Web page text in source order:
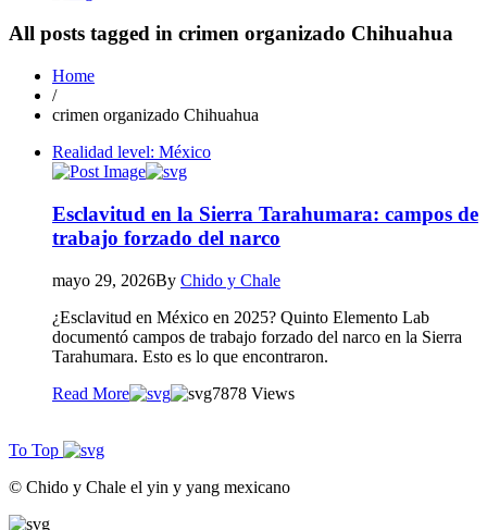
All posts tagged in crimen organizado Chihuahua
Home
/
crimen organizado Chihuahua
Realidad level: México
Esclavitud en la Sierra Tarahumara: campos de
trabajo forzado del narco
mayo 29, 2026By Chido y Chale
¿Esclavitud en México en 2025? Quinto Elemento Lab
documentó campos de trabajo forzado del narco en la Sierra
Tarahumara. Esto es lo que encontraron.
Read More
7878 Views
To Top
© Chido y Chale el yin y yang mexicano